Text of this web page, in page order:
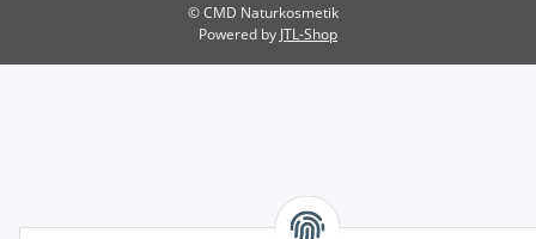
© CMD Naturkosmetik
Powered by JTL-Shop